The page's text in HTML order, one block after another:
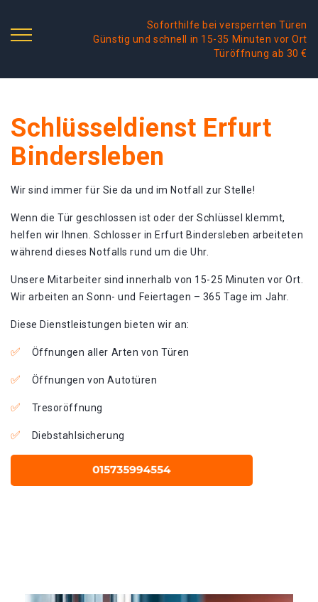
Soforthilfe bei versperrten Türen
Günstig und schnell in 15-35 Minuten vor Ort
Türöffnung ab 30 €
Schlüsseldienst Erfurt
Bindersleben
Wir sind immer für Sie da und im Notfall zur Stelle!
Wenn die Tür geschlossen ist oder der Schlüssel klemmt,
helfen wir Ihnen. Schlosser in Erfurt Bindersleben arbeiteten
während dieses Notfalls rund um die Uhr.
Unsere Mitarbeiter sind innerhalb von 15-25 Minuten vor Ort.
Wir arbeiten an Sonn- und Feiertagen – 365 Tage im Jahr.
Diese Dienstleistungen bieten wir an:
Öffnungen aller Arten von Türen
Öffnungen von Autotüren
Tresoröffnung
Diebstahlsicherung